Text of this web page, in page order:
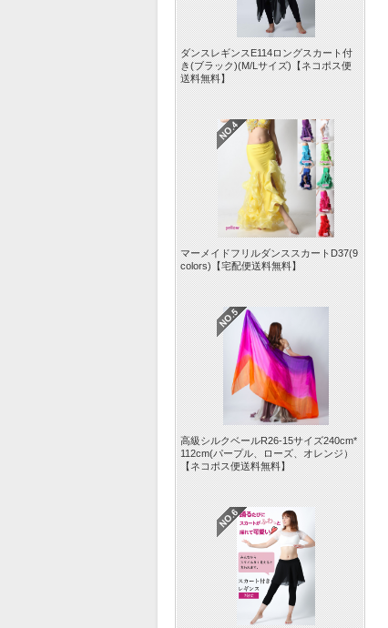
ダンスレギンスE114ロングスカート付
き(ブラック)(M/Lサイズ)【ネコポス便
送料無料】
マーメイドフリルダンススカートD37(9
colors)【宅配便送料無料】
高級シルクベールR26-15サイズ240cm*
112cm(パープル、ローズ、オレンジ）
【ネコポス便送料無料】